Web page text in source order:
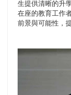
生提供清晰的升
在座的教育工作
前景與可能性，